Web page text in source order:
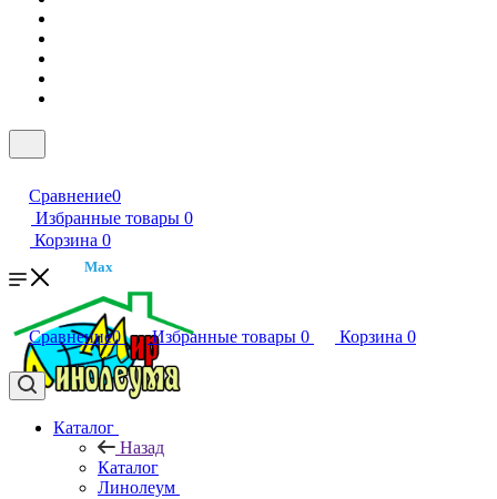
Сравнение0
Избранные товары 0
Корзина 0
Max
Сравнение0 Избранные товары 0 Корзина 0
Каталог
Назад
Каталог
Линолеум